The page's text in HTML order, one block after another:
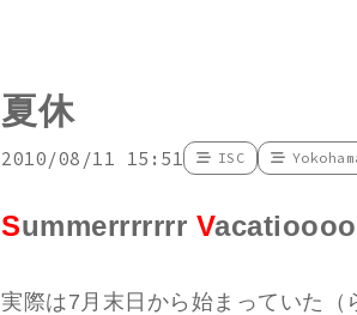
夏休
2010/08/11 15:51 ISC
Summerrrrrrr V
実際は7月末日から始まっていた（